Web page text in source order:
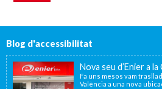
Blog d'accessibilitat
Nova seu d’Enier a
Fa uns mesos vam
València a una nova